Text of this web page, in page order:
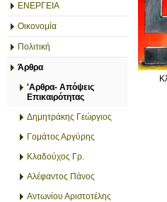
ΕΝΕΡΓΕΙΑ
Οικονομία
Πολιτική
Άρθρα
'Αρθρα- Απόψεις
Επικαιρότητας
Δημητράκης Γεώργιος
Γομάτος Αργύρης
Κλαδούχος Γρ.
Αλέφαντος Πάνος
Αντωνίου Αριστοτέλης